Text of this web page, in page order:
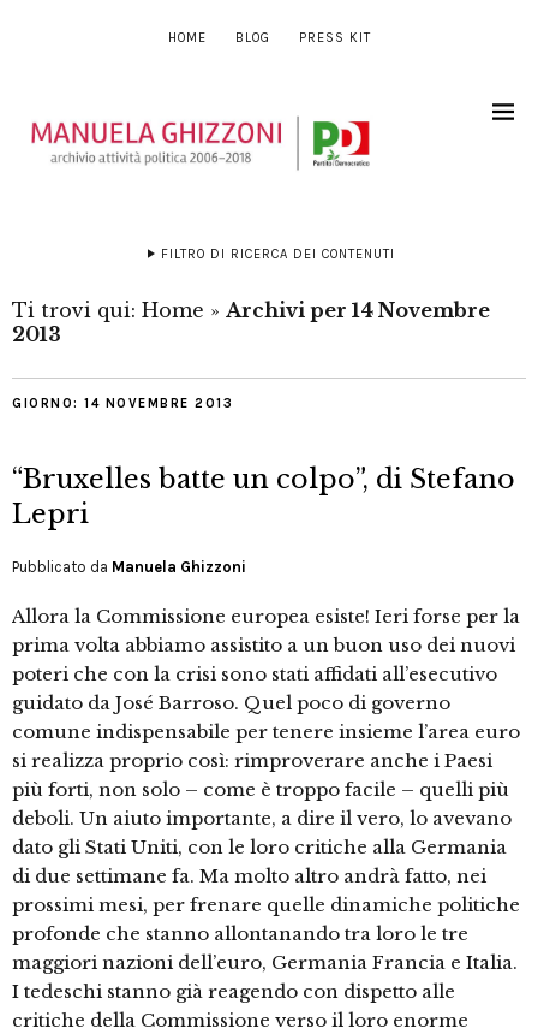
HOME BLOG PRESS KIT
FILTRO DI RICERCA DEI CONTENUTI
Ti trovi qui: Home » Archivi per 14 Novembre
2013
GIORNO: 14 NOVEMBRE 2013
“Bruxelles batte un colpo”, di Stefano
Lepri
Pubblicato da Manuela Ghizzoni
Allora la Commissione europea esiste! Ieri forse per la
prima volta abbiamo assistito a un buon uso dei nuovi
poteri che con la crisi sono stati affidati all’esecutivo
guidato da José Barroso. Quel poco di governo
comune indispensabile per tenere insieme l’area euro
si realizza proprio così: rimproverare anche i Paesi
più forti, non solo – come è troppo facile – quelli più
deboli. Un aiuto importante, a dire il vero, lo avevano
dato gli Stati Uniti, con le loro critiche alla Germania
di due settimane fa. Ma molto altro andrà fatto, nei
prossimi mesi, per frenare quelle dinamiche politiche
profonde che stanno allontanando tra loro le tre
maggiori nazioni dell’euro, Germania Francia e Italia.
I tedeschi stanno già reagendo con dispetto alle
critiche della Commissione verso il loro enorme